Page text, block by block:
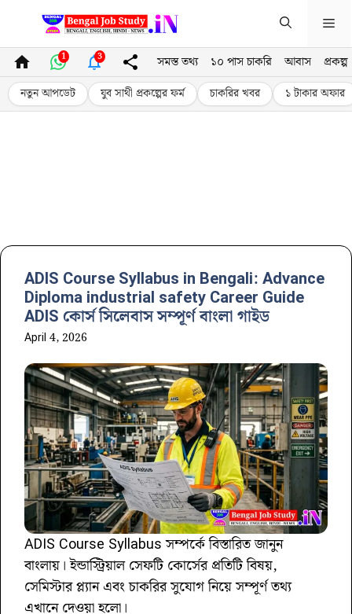
content
1 3 সমস্ত তথ্য ১০ পাস চাকরি আবাস প্রকল্প
নতুন আপডেট যুব সাথী প্রকল্পের ফর্ম চাকরির খবর ১ টাকার অফার
ADIS Course Syllabus in Bengali: Advance
Diploma industrial safety Career Guide
ADIS কোর্স সিলেবাস সম্পূর্ণ বাংলা গাইড
April 4, 2026
ADIS Course Syllabus সম্পর্কে বিস্তারিত জানুন
বাংলায়। ইন্ডাস্ট্রিয়াল সেফটি কোর্সের প্রতিটি বিষয়,
সেমিস্টার প্ল্যান এবং চাকরির সুযোগ নিয়ে সম্পূর্ণ তথ্য
এখানে দেওয়া হলো।